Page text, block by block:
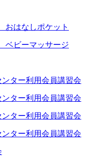
はなしポケット
ビーマッサージ
ター利用会員講習会
ター利用会員講習会
ター利用会員講習会
ター利用会員講習会